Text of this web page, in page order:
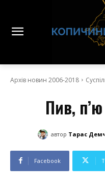
Архів новин 2006-2018
Пив,
автор Тарас
Facebook